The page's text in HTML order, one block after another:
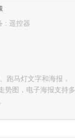
: 遥控器
跑马灯文字和海报，
势图，电子海报支持多